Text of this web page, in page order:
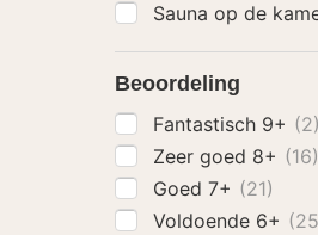
Sauna op de
Beoordeling
Fantastisch 9+ (2)
Zeer goed 8+ (16)
Goed 7+ (21)
Voldoende 6+